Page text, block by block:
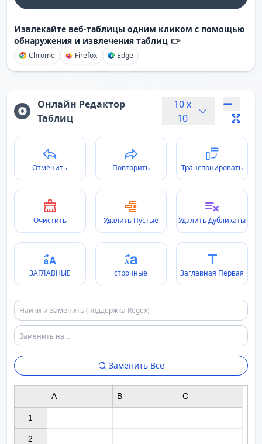
Извлекайте веб-таблицы одним кликом с помощью
обнаружения и извлечения таблиц 👉
Chrome Firefox Edge
Онлайн Редактор
Таблиц
10x
10
Отменить Повторить Транспонировать
Очистить Удалить Пустые Удалить Дубликаты
ЗАГЛАВНЫЕ строчные Заглавная Первая
Заменить Все
1
2
A B C